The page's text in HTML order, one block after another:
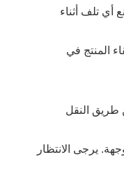
تلف أثناء
المنتج في
النقل
يرجى الانتظار